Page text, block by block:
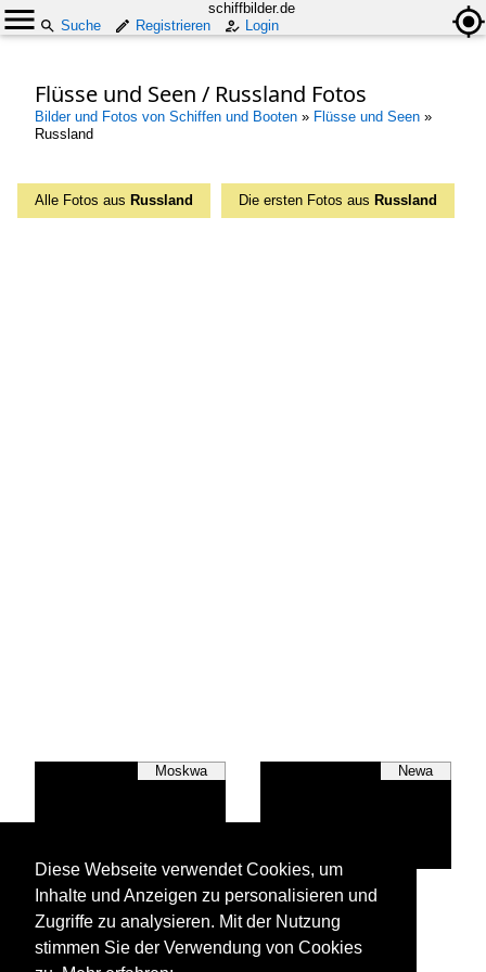
schiffbilder.de
Suche
Registrieren Login
Flüsse und Seen / Russland Fotos
Bilder und Fotos von Schiffen und Booten » Flüsse und Seen »
Russland
Alle Fotos aus Russland Die ersten Fotos aus Russland
Moskwa Newa
Wolga
Diese Webseite verwendet Cookies, um
Inhalte und Anzeigen zu personalisieren und
Zugriffe zu analysieren. Mit der Nutzung
stimmen Sie der Verwendung von Cookies